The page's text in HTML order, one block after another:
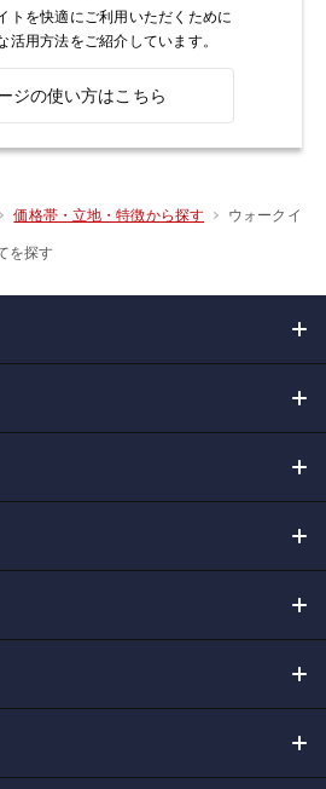
トを快適にご利用いただくために
活用方法をご紹介しています。
ジの使い方はこちら
価格帯・立地・特徴から探す ウォークイ
を探す